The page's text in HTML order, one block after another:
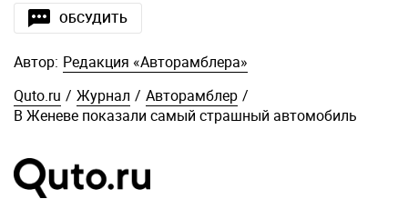
ОБСУДИТЬ
Автор: Редакция «Авторамблера»
Quto.ru / Журнал / Авторамблер /
В Женеве показали самый страшный автомобиль